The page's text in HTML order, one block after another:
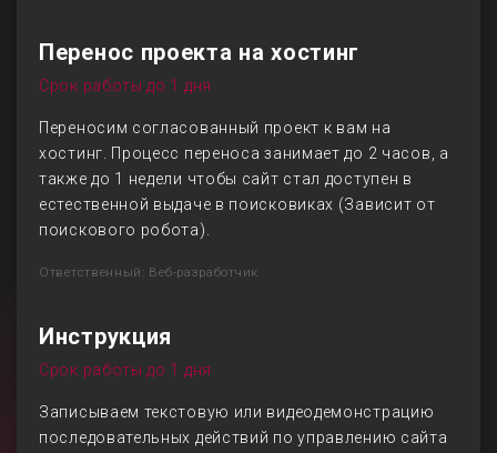
Перенос проекта на хостинг
Срок работы до 1 дня
Переносим согласованный проект к вам на
хостинг. Процесс переноса занимает до 2 часов, а
также до 1 недели чтобы сайт стал доступен в
естественной выдаче в поисковиках (Зависит от
поискового робота).
Ответственный: Веб-разработчик
Инструкция
Срок работы до 1 дня
Записываем текстовую или видеодемонстрацию
последовательных действий по управлению сайта